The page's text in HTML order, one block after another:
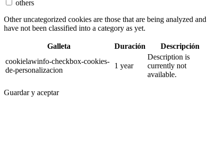
others
Other uncategorized cookies are those that are being analyzed and
have not been classified into a category as yet.
Galleta Duración
Descripción
cookielawinfo-checkbox-cookies-
de-personalizacion
1 year
Description is
currently not
available.
Guardar y aceptar